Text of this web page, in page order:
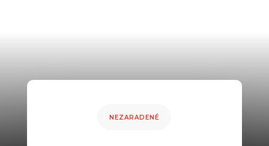
NEZARADENÉ